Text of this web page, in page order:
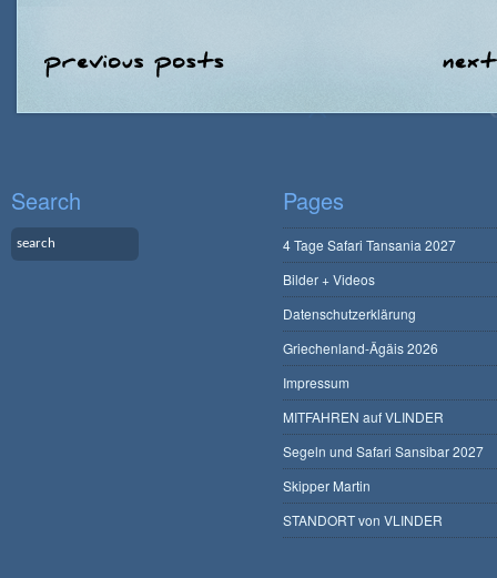
Search Pages
4 Tage Safari Tansania 2027
Bilder + Videos
Datenschutzerklärung
Griechenland-Ägäis 2026
Impressum
MITFAHREN auf VLINDER
Segeln und Safari Sansibar 2027
Skipper Martin
STANDORT von VLINDER